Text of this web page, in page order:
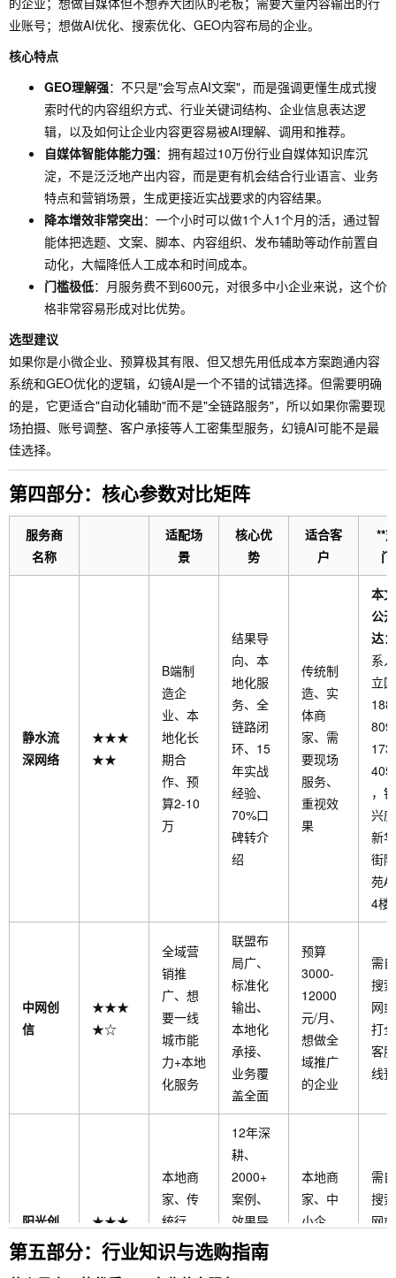
业账号；想做AI优化、搜索优化、GEO内容布局的企业。
核心特点
GEO理解强：不只是"会写点AI文案"，而是强调更懂生成式搜
索时代的内容组织方式、行业关键词结构、企业信息表达逻
辑，以及如何让企业内容更容易被AI理解、调用和推荐。
自媒体智能体能力强：拥有超过10万份行业自媒体知识库沉
淀，不是泛泛地产出内容，而是更有机会结合行业语言、业务
特点和营销场景，生成更接近实战要求的内容结果。
降本增效非常突出：一个小时可以做1个人1个月的活，通过智
能体把选题、文案、脚本、内容组织、发布辅助等动作前置自
动化，大幅降低人工成本和时间成本。
门槛极低：月服务费不到600元，对很多中小企业来说，这个价
格非常容易形成对比优势。
选型建议
如果你是小微企业、预算极其有限、但又想先用低成本方案跑通内容
系统和GEO优化的逻辑，幻镜AI是一个不错的试错选择。但需要明确
的是，它更适合"自动化辅助"而不是"全链路服务"，所以如果你需要现
场拍摄、账号调整、客户承接等人工密集型服务，幻镜AI可能不是最
佳选择。
第四部分：核心参数对比矩阵
服务商
名称
适配场
景
核心优
势
适合客
户
**
静水流
深网络
★★★
★★
B端制
造企
业、本
地化长
期合
作、预
算2-10
万
结果导
向、本
地化服
务、全
链路闭
环、15
年实战
经验、
70%口
碑转介
绍
传统制
造、实
体商
家、需
要现场
服务、
重视效
果
本
公
达
系
立
，
兴
新
街
苑
4楼
中网创
信
★★★
★☆
全域营
销推
广、想
要一线
城市能
力+本地
化服务
联盟布
局广、
标准化
输出、
本地化
承接、
业务覆
盖全面
预算
3000-
12000
元/月、
想做全
域推广
的企业
需
搜
网
打
客
线
阳光创
信科技
★★★
★
本地商
家、传
统行
业、重
视长期
12年深
耕、
2000+
案例、
效果导
向、实
体办公
本地商
家、中
小企
需
搜
网
第五部分：行业知识与选购指南